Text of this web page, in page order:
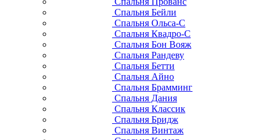
Спальня Бейли
Спальня Ольса-С
Спальня Квадро-С
Спальня Бон Вояж
Спальня Рандеву
Спальня Бетти
Спальня Айно
Спальня Брамминг
Спальня Дания
Спальня Классик
Спальня Бридж
Спальня Винтаж